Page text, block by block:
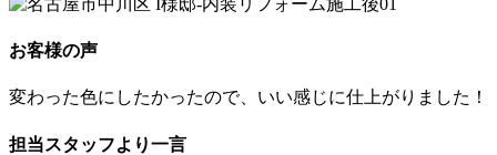
お客様の声
変わった色にしたかったので、いい感じに仕上がりました！
担当スタッフより一言